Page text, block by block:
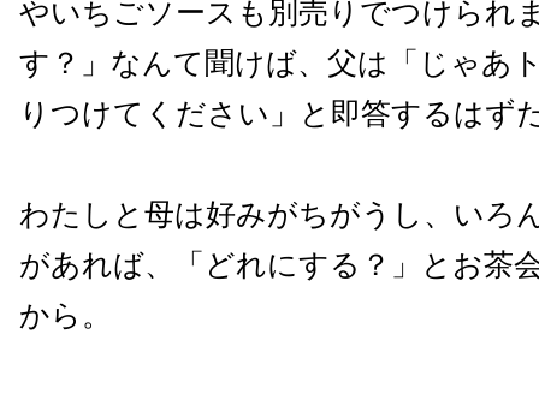
やいちごソースも別売りでつけられ
す？」なんて聞けば、父は「じゃあ
りつけてください」と即答するはず
わたしと母は好みがちがうし、いろ
があれば、「どれにする？」とお茶
から。